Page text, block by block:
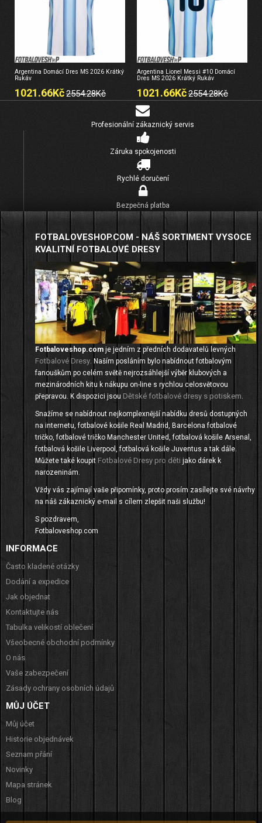
Argentina Domácí Dres MS 2026 Krátký
Rukáv
1021.66Kč2554.28Kč
Argentina Lionel Messi #10 Domácí
Dres MS 2026 Krátký Rukáv
1021.66Kč2554.28Kč
Profesionální zákaznický servis
Záruka spokojenosti
Rychlé doručení
Bezpečná platba
FOTBALOVESHOP.COM - NÁŠ SORTIMENT VYSOCE
KVALITNÍ FOTBALOVÉ DRESY
Fotbaloveshop.com je jedním z předních dodavatelů levných
Fotbalové Dresy . Naším posláním bylo nabídnout fotbalovým
fanouškům po celém světě nejrozsáhlejší výběr klubových a
mezinárodních kitu k nákupu on-line s rychlou celosvětovou
přepravou. K dispozici jsou Dětské fotbalové dresy s potiskem
Snažíme se nabídnout nejkomplexnější nabídku dresů dostupných
na internetu, fotbalové košile Real Madrid, Barcelona fotbalové
tričko, fotbalové tričko Manchester United, fotbalová košile Arsenal,
fotbalová košile Liverpool, fotbalová košile Juventus a tak dále.
Můžete také koupit Fotbalové Dresy pro děti jako dárek k
narozeninám.
Vždy vás zajímají vaše připomínky, proto prosím zasílejte své návrhy
na náš zákaznický e-mail s cílem zlepšit naši službu!
S pozdravem,
Fotbaloveshop.com
INFORMACE
Často kladené otázky
Dodání a expedice
Jak objednat
Kontaktujte nás
Tabulka velikostí oblečení
Všeobecné obchodní podmínky
O nás
Vaše zabezpečení
Zásady ochrany osobních údajů
MŮJ ÚČET
Můj účet
Historie objednávek
Seznam přání
Novinky
Mapa stránek
Blog